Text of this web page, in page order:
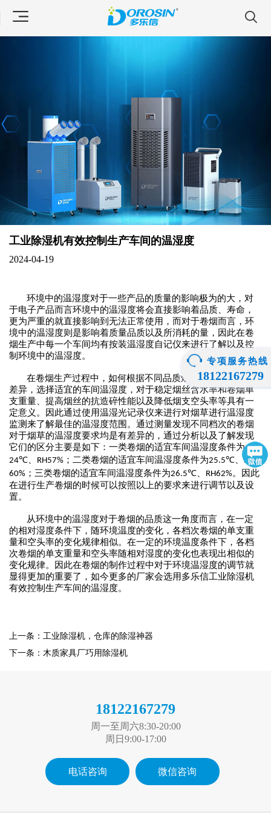
工业除湿机有效控制生产车间的温湿度
2024-04-19
环境中的温湿度对于一些产品的质量的影响极为的大，对
于电子产品而言环境中的温湿度将会直接影响着品质、寿命，
更为严重的就直接影响到无法正常使用，而对于卷烟而言，环
境中的温湿度则是影响着质量品质以及所消耗的量，因此在卷
烟生产中每一个车间均有按装温湿度自记仪来进行了解以及控
制环境中的温湿度。
在卷烟生产过程中，如何根据不同品质烟草间的吸湿特性
差异，选择适宜的车间温湿度，对于稳定烟丝含水率和卷烟单
支重量、提高烟丝的抗造碎性能以及降低烟支空头率等具有一
定意义。因此通过使用温湿光记录仪来进行对烟草进行温湿度
监测来了解最佳的温湿度范围。通过测量发现不同档次的卷烟
对于烟草的温湿度要求均是有差异的，通过分析以及了解发现
它们的区分主要是如下：一类卷烟的适宜车间温湿度条件为
24℃、 RH57% ；二类卷烟的适宜车间温湿度条件为25.5℃、RH
60% ；三类卷烟的适宜车间温湿度条件为26.5℃、 RH62%。因此
在进行生产卷烟的时候可以按照以上的要求来进行调节以及设
置。
从环境中的温湿度对于卷烟的品质这一角度而言，在一定
的相对湿度条件下，随环境温度的变化，各档次卷烟的单支重
量和空头率的变化规律相似。在一定的环境温度条件下，各档
次卷烟的单支重量和空头率随相对湿度的变化也表现出相似的
变化规律。因此在卷烟的制作过程中对于环境温湿度的调节就
显得更加的重要了，如今更多的厂家会选用多乐信工业除湿机
有效控制生产车间的温湿度。
上一条：工业除湿机，仓库的除湿神器
下一条：木质家具厂巧用除湿机
专项服务热线
18122167279
18122167279
周一至周六8:30-20:00
周日9:00-17:00
电话咨询 微信咨询